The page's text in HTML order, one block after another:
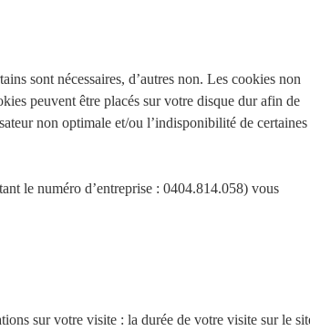
sont nécessaires, d’autres non. Les cookies non
peuvent être placés sur votre disque dur afin de
non optimale et/ou l’indisponibilité de certaines
le numéro d’entreprise : 0404.814.058) vous
sur votre visite : la durée de votre visite sur le